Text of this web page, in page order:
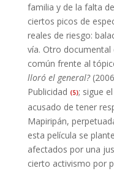
familia y de la falta
ciertos picos de
reales de riesgo:
vía. Otro documental
común frente al
lloró el general?
Publicidad (5); sigue
acusado de tener
Mapiripán,
esta película se
afectados por una
cierto activismo por